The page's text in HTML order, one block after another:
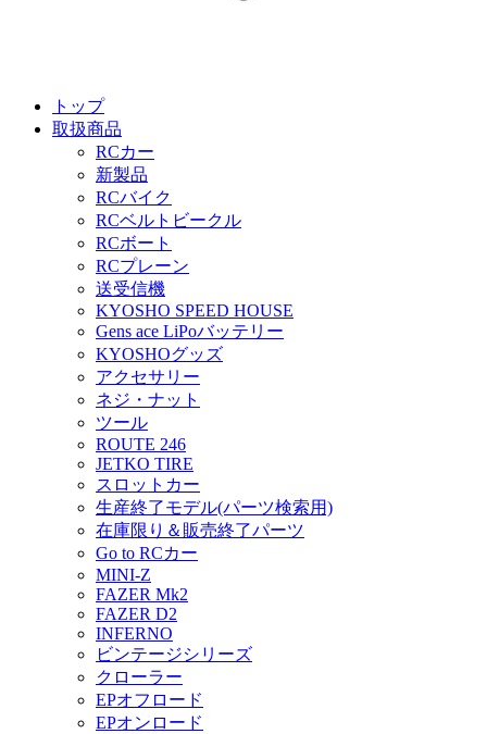
トップ
取扱商品
RCカー
新製品
RCバイク
RCベルトビークル
RCボート
RCプレーン
送受信機
KYOSHO SPEED HOUSE
Gens ace LiPoバッテリー
KYOSHOグッズ
アクセサリー
ネジ・ナット
ツール
ROUTE 246
JETKO TIRE
スロットカー
生産終了モデル(パーツ検索用)
在庫限り＆販売終了パーツ
Go to RCカー
MINI-Z
FAZER Mk2
FAZER D2
INFERNO
ビンテージシリーズ
クローラー
EPオフロード
EPオンロード